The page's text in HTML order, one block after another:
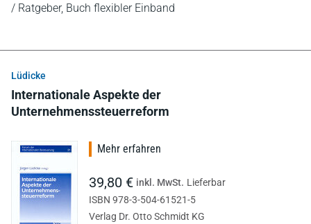
/ Ratgeber, Buch flexibler Einband
Lüdicke
Internationale Aspekte der
Unternehmenssteuerreform
Mehr erfahren
39,80 € inkl. MwSt. Lieferbar
ISBN 978-3-504-61521-5
Verlag Dr. Otto Schmidt KG